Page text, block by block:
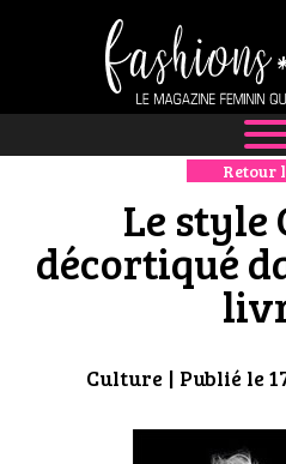
Retour
Le style
décortiqué
Culture| Publié le